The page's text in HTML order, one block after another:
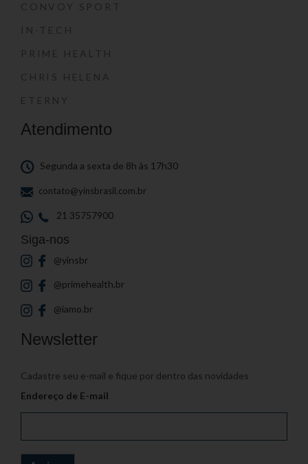
CONVOY SPORT
IN-TECH
PRIME HEALTH
CHRIS HELENA
ETERNY
Atendimento
Segunda a sexta de 8h às 17h30
contato@yinsbrasil.com.br
21 35757900
Siga-nos
@yinsbr
@primehealth.br
@iamo.br
Newsletter
Cadastre seu e-mail e fique por dentro das novidades
Endereço de E-mail